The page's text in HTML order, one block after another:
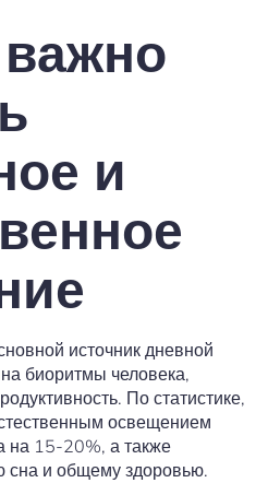
и
источник дневной
биоритмы человека,
По статистике,
освещением
на 15-20%, а также
сна и общему здоровью.